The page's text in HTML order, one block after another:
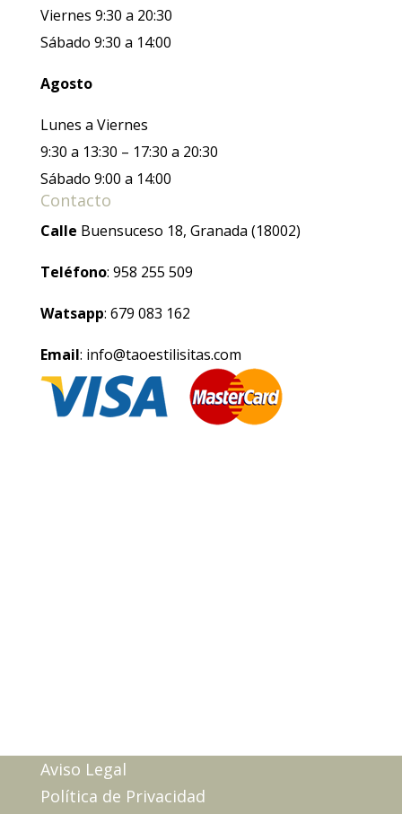
Viernes 9:30 a 20:30
Sábado 9:30 a 14:00
Agosto
Lunes a Viernes
9:30 a 13:30 – 17:30 a 20:30
Sábado 9:00 a 14:00
Contacto
Calle Buensuceso 18, Granada (18002)
Teléfono: 958 255 509
Watsapp: 679 083 162
Email: info@taoestilisitas.com
Aviso Legal
Política de Privacidad